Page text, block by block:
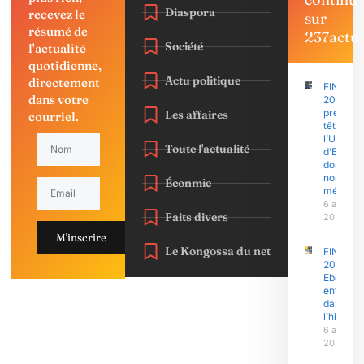
recevez le
résumé de
l'actualité
quotidienne,
directement
dans votre
courriel.
M'inscrire
Diaspora
Société
Actu politique
Les affaires
Toute l'actualité
Éconmie
Faits divers
Le Kongossa du net
sur
237actu
FINAJU
2026 :
prend la
tête,
domine
nombre
6 août
2026
FINAJU
2026 :
Ebolowa
entre
dans
l’histoire
6 août
2026